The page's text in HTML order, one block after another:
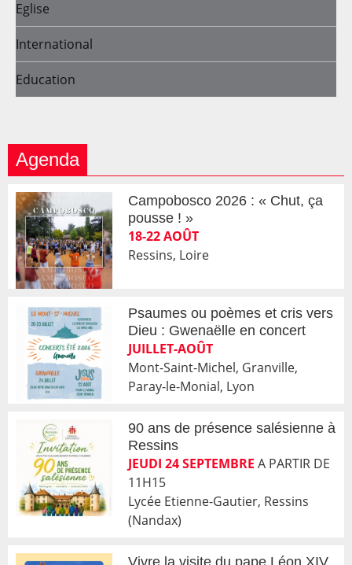
Eglise
International
Education
Agenda
Campobosco 2026 : « Chut, ça
pousse ! »
18-22 AOÛT
Ressins, Loire
Psaumes ou poèmes et cris vers
Dieu : Gwenaëlle en concert
JUILLET-AOÛT
Mont-Saint-Michel, Granville,
Paray-le-Monial, Lyon
90 ans de présence salésienne à
Ressins
JEUDI 24 SEPTEMBRE A PARTIR DE
11H15
Lycée Etienne-Gautier, Ressins
(Nandax)
Vivre la visite du pape Léon XIV